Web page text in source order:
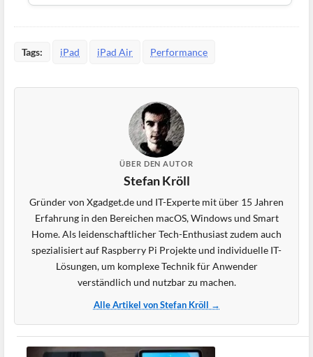
Tags: iPad iPad Air Performance
ÜBER DEN AUTOR
Stefan Kröll
Gründer von Xgadget.de und IT-Experte mit über 15 Jahren
Erfahrung in den Bereichen macOS, Windows und Smart
Home. Als leidenschaftlicher Tech-Enthusiast zudem auch
spezialisiert auf Raspberry Pi Projekte und individuelle IT-
Lösungen, um komplexe Technik für Anwender
verständlich und nutzbar zu machen.
Alle Artikel von Stefan Kröll →